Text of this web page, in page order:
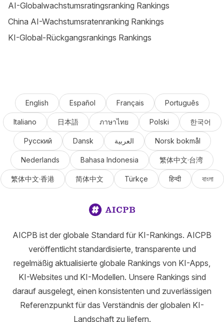
AI-Globalwachstumsratingsranking Rankings
China AI-Wachstumsratenranking Rankings
KI-Global-Rückgangsrankings Rankings
English Español Français Português
Italiano 日本語 ภาษาไทย Polski 한국어
Русский Dansk العربية Norsk bokmål
Nederlands Bahasa Indonesia 繁体中文·台湾
繁体中文·香港 简体中文 Türkçe हिन्दी বাংলা
AICPB ist der globale Standard für KI-Rankings. AICPB
veröffentlicht standardisierte, transparente und
regelmäßig aktualisierte globale Rankings von KI-Apps,
KI-Websites und KI-Modellen. Unsere Rankings sind
darauf ausgelegt, einen konsistenten und zuverlässigen
Referenzpunkt für das Verständnis der globalen KI-
Landschaft zu liefern.